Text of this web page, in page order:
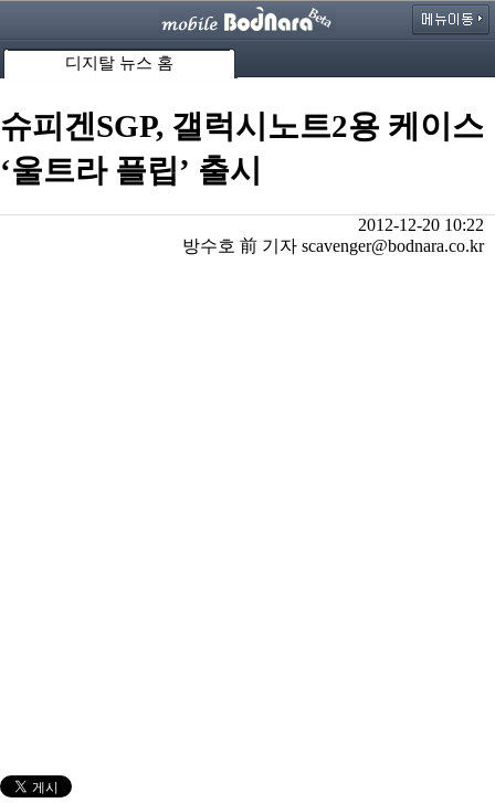
디지탈 뉴스 홈
슈피겐SGP, 갤럭시노트2용 케이스
‘울트라 플립’ 출시
2012-12-20 10:22
방수호 前 기자 scavenger@bodnara.co.kr